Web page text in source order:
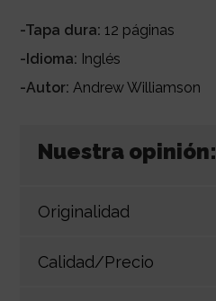
-Tapa dura: 12 páginas
-Idioma: Inglés
-Autor: Andrew Williamson
Nuestra opinión:
Originalidad
Calidad/Precio